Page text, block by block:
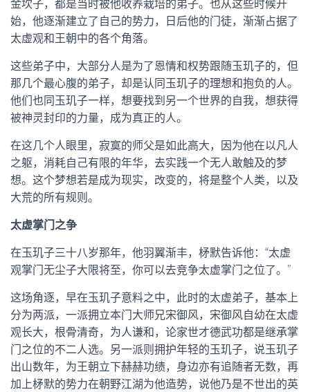
金坎子，都是当时被他收养栽培的弟子。也从这些时候开
始，他逐渐建立了自己的势力，日后他的门徒，渐渐占据了
太虚观和王朝中的各个角落。
这些弟子中，大部分人是为了恩情和权势跟随玉玑子的，但
那几个最心腹的弟子，却是认同玉玑子的理想和抱负的人。
他们也同玉玑子一样，想要找到另一个世界的自我，想获得
被神灵封印的力量，成为真正的人。
在这几个人眼里，寂寞的师父是如此高大，因为他在以凡人
之躯，消耗自己有限的年华，去实践一个无人敢触及的梦
想。这个梦想若是成为现实，改变的，将是整个人类，以及
大荒的所有规则。
太虚掌门之争
在玉玑子三十八岁那年，他羽翼渐丰，柕默告诉他：“太虚
观掌门无尘子大限将至，你可以去竞争太虚掌门之位了。”
这场角逐，早在玉玑子意料之中，此时的太虚弟子，基本上
分为两派，一派拥立本门大师兄宋御风，宋御风自幼在太虚
观长大，根骨清奇，为人谦和，论家世才德武功都是继承掌
门之位的不二人选。另一派则拥护年轻的玉玑子，说玉玑子
出山数年，为王朝立下赫赫功绩，身边亦有追随者无数，再
加上柕默的势力在朝野江湖为他造势，说他乃是不世出的英